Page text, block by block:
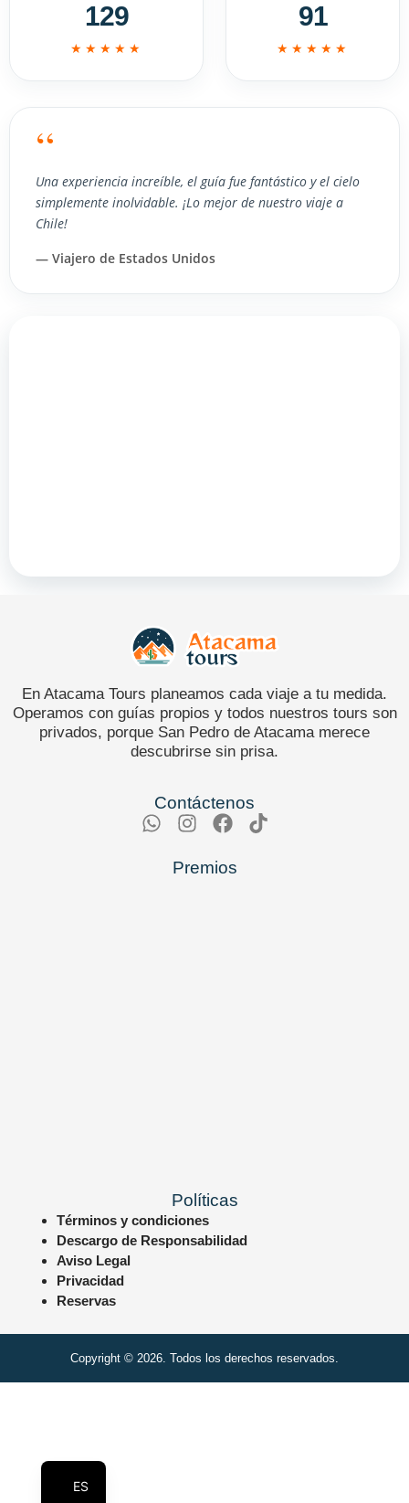
129
★★★★★
91
★★★★★
“
Una experiencia increíble, el guía fue fantástico y el cielo
simplemente inolvidable. ¡Lo mejor de nuestro viaje a
Chile!
— Viajero de Estados Unidos
En Atacama Tours planeamos cada viaje a tu medida.
Operamos con guías propios y todos nuestros tours son
privados, porque San Pedro de Atacama merece
descubrirse sin prisa.
Contáctenos
Premios
Políticas
Términos y condiciones
Descargo de Responsabilidad
Aviso Legal
Privacidad
Reservas
Copyright © 2026. Todos los derechos reservados.
ES